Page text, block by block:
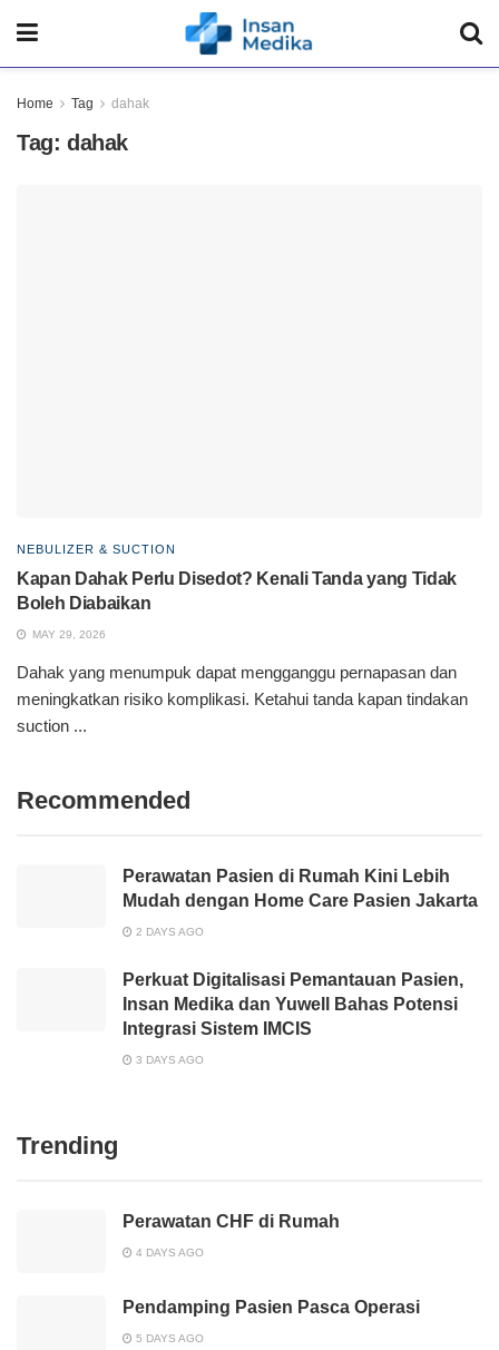
Home Tag dahak
Tag: dahak
NEBULIZER & SUCTION
Kapan Dahak Perlu Disedot? Kenali Tanda yang Tidak
Boleh Diabaikan
MAY 29, 2026
Dahak yang menumpuk dapat mengganggu pernapasan dan
meningkatkan risiko komplikasi. Ketahui tanda kapan tindakan
suction ...
Recommended
Perawatan Pasien di Rumah Kini Lebih
Mudah dengan Home Care Pasien Jakarta
2 DAYS AGO
Perkuat Digitalisasi Pemantauan Pasien,
Insan Medika dan Yuwell Bahas Potensi
Integrasi Sistem IMCIS
3 DAYS AGO
Trending
Perawatan CHF di Rumah
4 DAYS AGO
Pendamping Pasien Pasca Operasi
5 DAYS AGO